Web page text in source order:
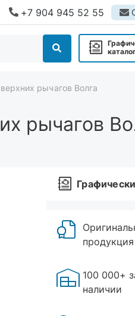
+7 904 945 52 55
рычагов Волга
рычагов
100 000+
наличии